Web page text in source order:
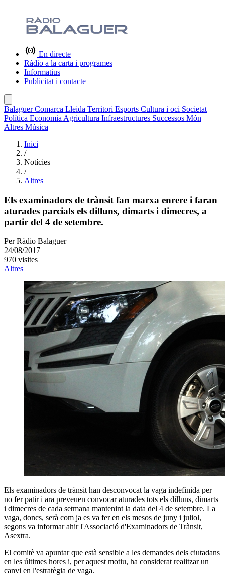
En directe
Ràdio a la carta i programes
Informatius
Publicitat i contacte
BalaguerComarca Lleida Territori Esports Cultura i oci Societat
Política Economia Agricultura Infraestructures Successos Món
Altres Música
Inici
/
Notícies
/
Altres
Els examinadors de trànsit fan marxa enrere i faran
aturades parcials els dilluns, dimarts i dimecres, a
partir del 4 de setembre.
Per Ràdio Balaguer
24/08/2017
970 visites
Altres
Els examinadors de trànsit han desconvocat la vaga indefinida per
no fer patir i ara preveuen convocar aturades tots els dilluns, dimarts
i dimecres de cada setmana mantenint la data del 4 de setembre. La
vaga, doncs, serà com ja es va fer en els mesos de juny i juliol,
segons va informar ahir l'Associació d'Examinadors de Trànsit,
Asextra.
El comitè va apuntar que està sensible a les demandes dels ciutadans
en les últimes hores i, per aquest motiu, ha considerat realitzar un
canvi en l'estratègia de vaga.